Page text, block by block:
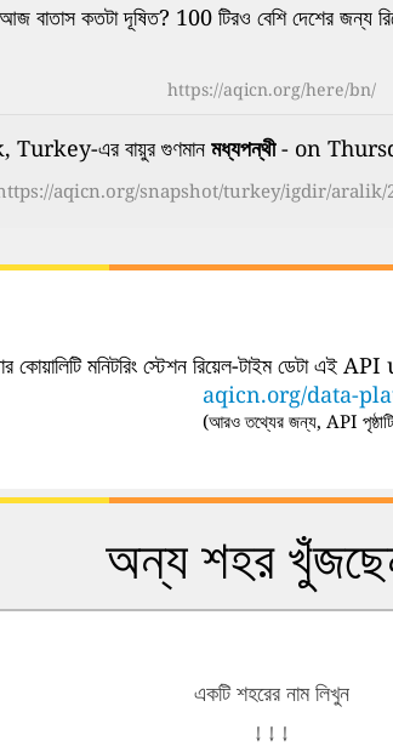
বাতাস কতটা দূষিত? 100 টিরও বেশি দেশের জন্য
https://aqicn.org/here/bn/
এর বায়ুর গুণমান মধ্যপন্থী- on
aqicn.org/snapshot/turkey/igdir/aralik/
কোয়ালিটি মনিটরিং স্টেশন রিয়েল-টাইম ডেটা এই API
aqicn.org/data-
(আরও তথ্যের জন্য, API
অন্য শহর
একটি শহরের নাম লিখুন
↓ ↓ ↓